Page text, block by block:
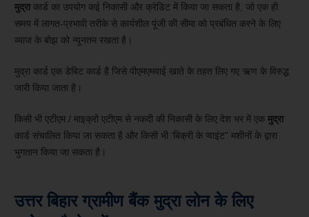
मुद्राकार्ड का उपयोग कई निकासी और क्रेडिट में किया जा सकता है, जो एक ही
समय में लागत-प्रभावी तरीके से कार्यशील पूंजी की सीमा को प्रबंधित करने के लिए
ब्याज के बोझ को न्यूनतम रखता है।
मुद्रा कार्ड एक डेबिट कार्ड है जिसे पीएमएमवाई खाते के तहत लिए गए ऋण के विरुद्ध
जारी किया जाता है।
किसी भी एटीएम / माइक्रो एटीएम से नकदी की निकासी के लिए देश भर में एक मुद्रा
कार्ड संचालित किया जा सकता है और किसी भी ‘बिक्री के प्वाइंट” मशीनों के द्वारा
भुगतान किया जा सकता है।
उत्तर बिहार ग्रामीण बैंक मुद्रा लोन के लिए